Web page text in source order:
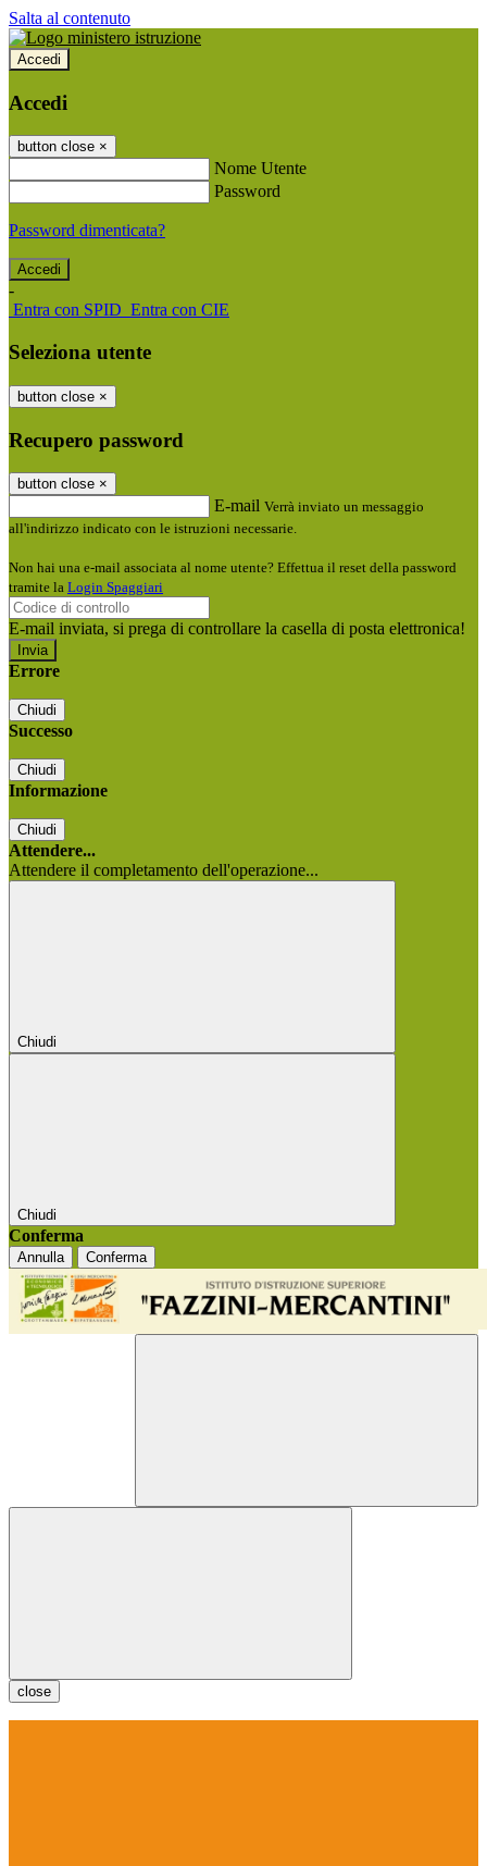
Salta al contenuto
Accedi
Accedi
button close ×
Nome Utente
Password
Password dimenticata?
-
Entra con SPID Entra con CIE
Seleziona utente
button close ×
Recupero password
button close ×
E-mail Verrà inviato un messaggio
all'indirizzo indicato con le istruzioni necessarie.
Non hai una e-mail associata al nome utente? Effettua il reset della password
tramite la Login Spaggiari
E-mail inviata, si prega di controllare la casella di posta elettronica!
Errore
Chiudi
Successo
Chiudi
Informazione
Chiudi
Attendere...
Attendere il completamento dell'operazione...
Chiudi
Chiudi
Conferma
Annulla Conferma
close